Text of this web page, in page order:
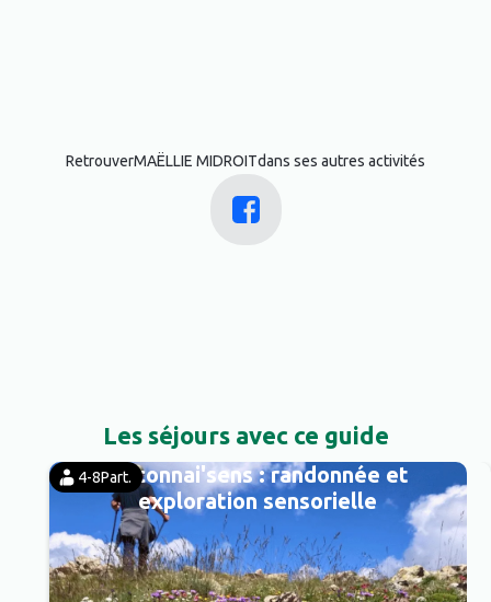
RetrouverMAËLLIE MIDROITdans ses autres activités
Les séjours avec ce guide
Reconnai'sens : randonnée et
exploration sensorielle
4-8Part.